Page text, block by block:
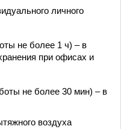
личного
не более 1 ч) – в
при офисах и
не более 30 мин) – в
воздуха